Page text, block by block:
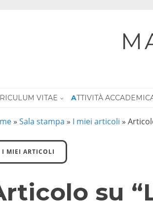
VITAE ATTIVITÀ
» Sala stampa » I miei articoli »
I MIEI ARTICOLI
su